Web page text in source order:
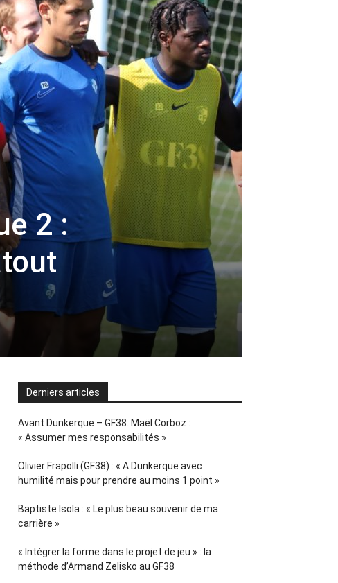
2 :
Derniers articles
Avant Dunkerque – GF38. Maël Corboz :
« Assumer mes responsabilités »
Olivier Frapolli (GF38) : « A Dunkerque avec
humilité mais pour prendre au moins 1 point »
Baptiste Isola : « Le plus beau souvenir de ma
carrière »
« Intégrer la forme dans le projet de jeu » : la
méthode d’Armand Zelisko au GF38